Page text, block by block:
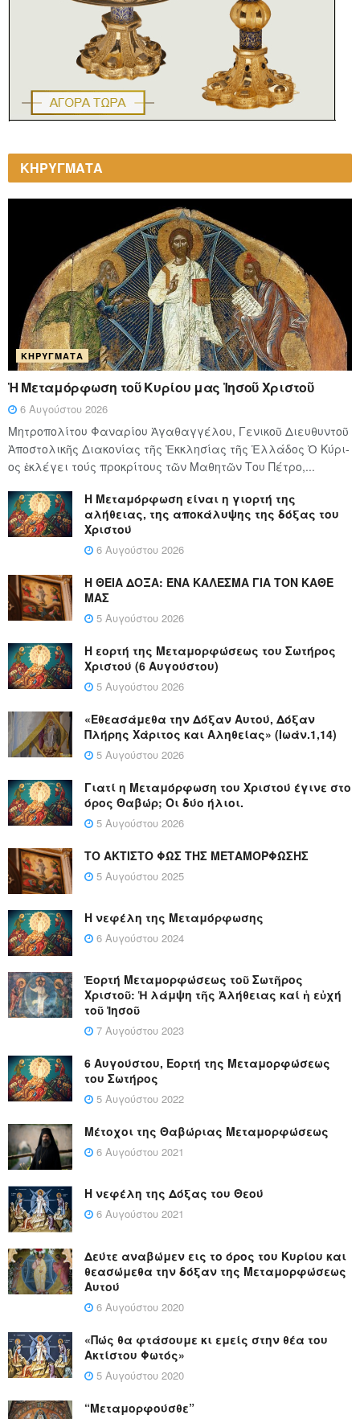
ΚΗΡΥΓΜΑΤΑ
ΚΗΡΎΓΜΑΤΑ
Ἡ Μεταμόρφωση τοῦ Κυρίου μας Ἰησοῦ Χριστοῦ
6 Αυγούστου 2026
Μητροπολίτου Φαναρίου Ἀγαθαγγέλου, Γενικοῦ Διευθυντοῦ
Ἀποστολικῆς Διακονίας τῆς Ἐκκλησίας τῆς Ἑλλάδος Ὁ Κύ­ρι­
ος ἐκλέγει τούς προ­κρί­τους τῶν Μα­θη­τῶν Του Πέ­τρο,...
Η Μεταμόρφωση είναι η γιορτή της
αλήθειας, της αποκάλυψης της δόξας του
Χριστού
6 Αυγούστου 2026
Η ΘΕΙΑ ΔΟΞΑ: ΈΝΑ ΚΑΛΕΣΜΑ ΓΙΑ ΤΟΝ ΚΑΘΕ
ΜΑΣ
5 Αυγούστου 2026
Η εορτή της Μεταμορφώσεως του Σωτήρος
Χριστού (6 Αυγούστου)
5 Αυγούστου 2026
«Εθεασάμεθα την Δόξαν Αυτού, Δόξαν
Πλήρης Χάριτος και Αληθείας» (Ιωάν.1,14)
5 Αυγούστου 2026
Γιατί η Μεταμόρφωση του Χριστού έγινε στο
όρος Θαβώρ; Οι δύο ήλιοι.
5 Αυγούστου 2026
ΤΟ ΑΚΤΙΣΤΟ ΦΩΣ ΤΗΣ ΜΕΤΑΜΟΡΦΩΣΗΣ
5 Αυγούστου 2025
Η νεφέλη της Μεταμόρφωσης
6 Αυγούστου 2024
Ἑορτή Μεταμορφώσεως τοῦ Σωτῆρος
Χριστοῦ: Ἡ λάμψη τῆς Ἀλήθειας καί ἡ εὐχή
τοῦ Ἰησοῦ
7 Αυγούστου 2023
6 Αυγούστου, Εορτή της Μεταμορφώσεως
του Σωτήρος
5 Αυγούστου 2022
Μέτοχοι της Θαβώριας Μεταμορφώσεως
6 Αυγούστου 2021
Η νεφέλη της Δόξας του Θεού
6 Αυγούστου 2021
Δεύτε αναβώμεν εις το όρος του Κυρίου και
θεασώμεθα την δόξαν της Μεταμορφώσεως
Αυτού
6 Αυγούστου 2020
«Πώς θα φτάσουμε κι εμείς στην θέα του
Ακτίστου Φωτός»
5 Αυγούστου 2020
“Μεταμορφούσθε”